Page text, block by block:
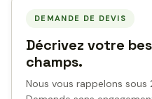
DEMANDE DE DEVIS
Décrivez votre
champs.
Nous vous rappelons sous